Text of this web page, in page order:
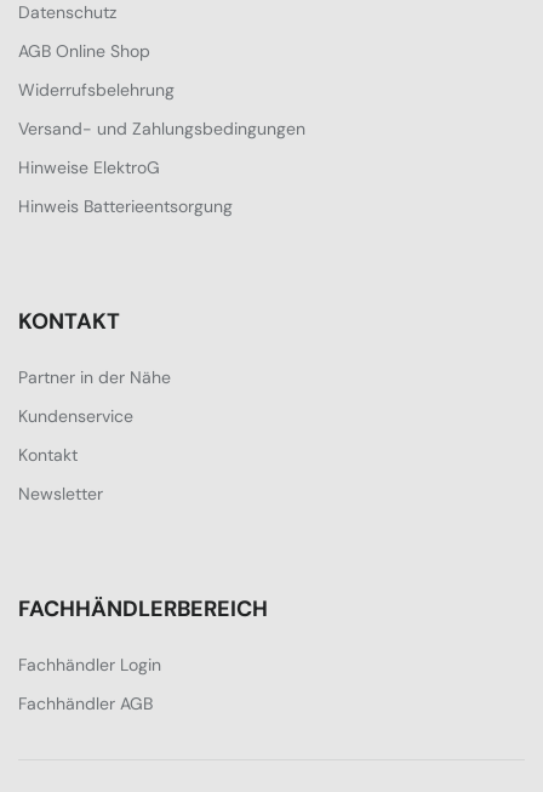
Datenschutz
AGB Online Shop
Widerrufsbelehrung
Versand- und Zahlungsbedingungen
Hinweise ElektroG
Hinweis Batterieentsorgung
KONTAKT
Partner in der Nähe
Kundenservice
Kontakt
Newsletter
FACHHÄNDLERBEREICH
Fachhändler Login
Fachhändler AGB